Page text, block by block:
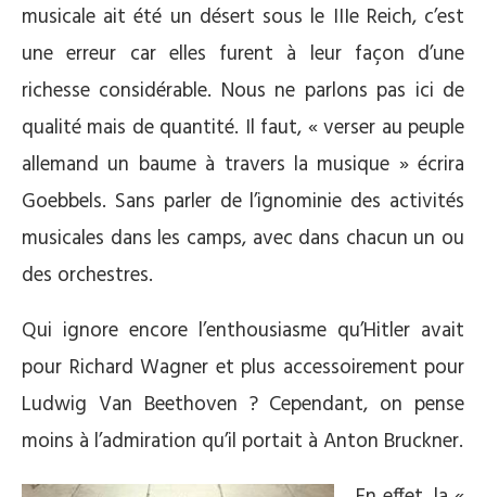
musicale ait été un désert sous le IIIe Reich, c’est
une erreur car elles furent à leur façon d’une
richesse considérable. Nous ne parlons pas ici de
qualité mais de quantité. Il faut, « verser au peuple
allemand un baume à travers la musique » écrira
Goebbels. Sans parler de l’ignominie des activités
musicales dans les camps, avec dans chacun un ou
des orchestres.
Qui ignore encore l’enthousiasme qu’Hitler avait
pour Richard Wagner et plus accessoirement pour
Ludwig Van Beethoven ? Cependant, on pense
moins à l’admiration qu’il portait à Anton Bruckner.